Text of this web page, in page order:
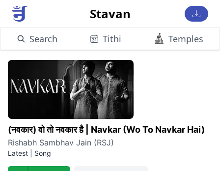
Stavan
Search Tithi Temples
(नवकार) वो तो नवकार है| Navkar (Wo To Navkar Hai)
Rishabh Sambhav Jain (RSJ)
Latest Song